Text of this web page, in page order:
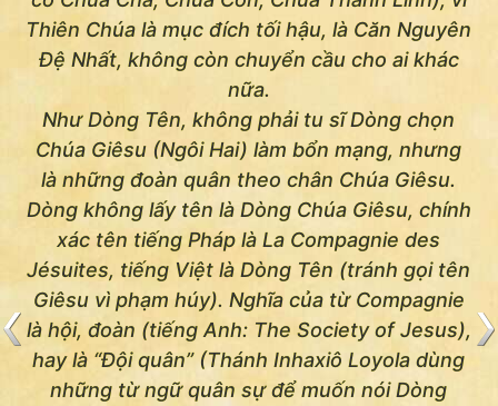
Thiên Chúa là mục đích tối hậu, là Căn Nguyên
Đệ Nhất, không còn chuyển cầu cho ai khác
nữa.
Như Dòng Tên, không phải tu sĩ Dòng chọn
Chúa Giêsu (Ngôi Hai) làm bổn mạng, nhưng
là những đoàn quân theo chân Chúa Giêsu.
Dòng không lấy tên là Dòng Chúa Giêsu, chính
xác tên tiếng Pháp làLa Compagnie des
Jésuites, tiếng Việt là Dòng Tên (tránh gọi tên
Giêsu vì phạm húy). Nghĩa của từ Compagnie
là hội, đoàn (tiếng Anh: The Society of Jesus),
hay là “Đội quân” (Thánh Inhaxiô Loyola dùng
những từ ngữ quân sự để muốn nói Dòng